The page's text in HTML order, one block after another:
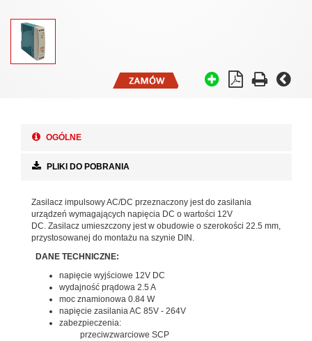
OGÓLNE
PLIKI DO POBRANIA
Zasilacz impulsowy AC/DC przeznaczony jest do zasilania
urządzeń wymagających napięcia DC o wartości 12V
DC. Zasilacz umieszczony jest w obudowie o szerokości 22.5 mm,
przystosowanej do montażu na szynie DIN.
DANE TECHNICZNE:
napięcie wyjściowe 12V DC
wydajność prądowa 2.5 A
moc znamionowa 0.84 W
napięcie zasilania AC 85V - 264V
zabezpieczenia:
przeciwzwarciowe SCP